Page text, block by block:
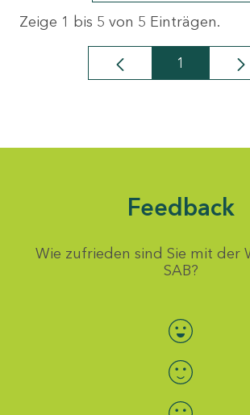
Zeige 1 bis 5 von 5 Einträgen.
Seite
1
Feedback
Wie zufrieden sind Sie mit der
SAB?
Bewertung